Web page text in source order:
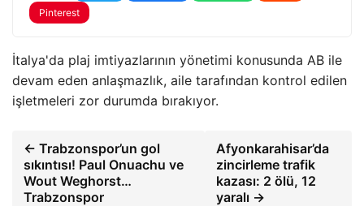
Pinterest
İtalya'da plaj imtiyazlarının yönetimi konusunda AB ile
devam eden anlaşmazlık, aile tarafından kontrol edilen
işletmeleri zor durumda bırakıyor.
← Trabzonspor’un gol
sıkıntısı! Paul Onuachu ve
Wout Weghorst…
Trabzonspor
Afyonkarahisar’da
zincirleme trafik
kazası: 2 ölü, 12
yaralı →